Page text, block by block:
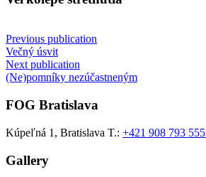
Navigácia
v
článku
Previous publication
Večný úsvit
Next publication
(Ne)pomníky nezúčastneným
FOG Bratislava
Kúpeľná 1, Bratislava T.: +421 908 793 555
Gallery